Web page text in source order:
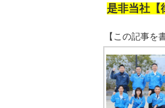
是非当社【